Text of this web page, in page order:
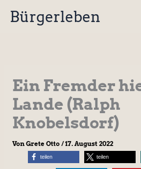
InhaltBürgerleben
Ein Fremder
Lande (Ralph
Knobelsdorf)
Von Grete Otto /17. August 2022
teilen teilen